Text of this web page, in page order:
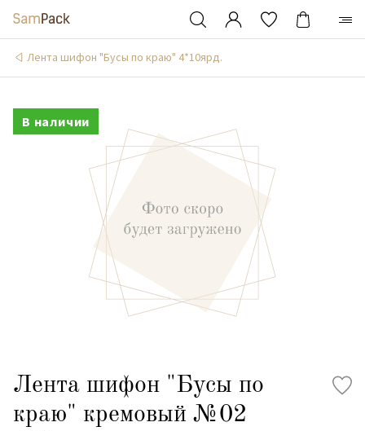
Лента шифон "Бусы по краю" 4*10ярд.
В наличии
Лента шифон "Бусы по
краю" кремовый №02